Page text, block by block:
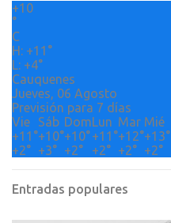
o
+10
°
C
H: +11°
L: +4°
Cauquenes
Jueves, 06 Agosto
Previsión para 7 días
Vie
Sáb DomLun Mar Mié
+11°+10°+10°+11°+12°+13°
+2° +3° +2° +2° +2° +2°
Entradas populares